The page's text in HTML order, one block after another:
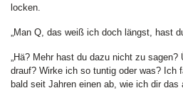
locken.
„Man Q, das weiß ich doch längst, hast
„Hä? Mehr hast du dazu nicht zu
drauf? Wirke ich so tuntig oder was? Ich
bald seit Jahren einen ab, wie ich dir